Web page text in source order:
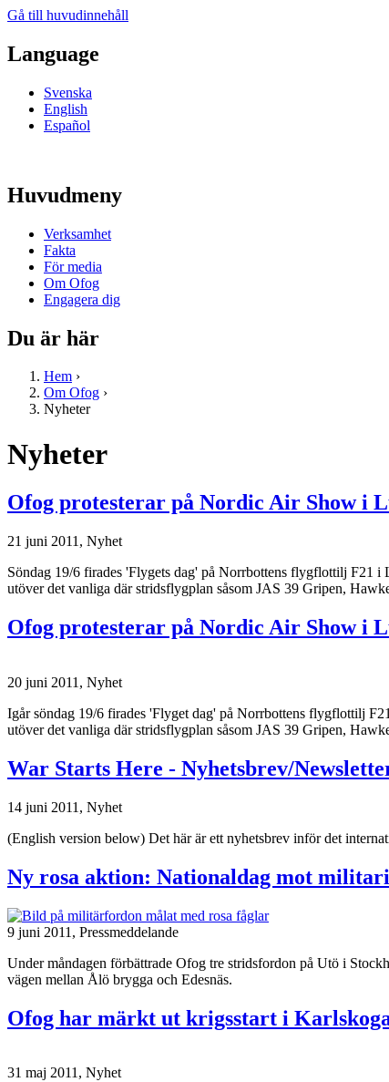
Gå till huvudinnehåll
Language
Svenska
English
Español
Huvudmeny
Verksamhet
Fakta
För media
Om Ofog
Engagera dig
Du är här
Hem ›
Om Ofog ›
Nyheter
Nyheter
Ofog protesterar på Nordic Air Show i
21 juni 2011, Nyhet
Söndag 19/6 firades 'Flygets dag' på Norrbottens flygflottilj F21 i
utöver det vanliga där stridsflygplan såsom JAS 39 Gripen,
Ofog protesterar på Nordic Air Show i
20 juni 2011, Nyhet
Igår söndag 19/6 firades 'Flyget dag' på Norrbottens flygflottilj
utöver det vanliga där stridsflygplan såsom JAS 39 Gripen,
War Starts Here - Nyhetsbrev/
14 juni 2011, Nyhet
(English version below) Det här är ett nyhetsbrev inför det
Ny rosa aktion: Nationaldag mot
9 juni 2011, Pressmeddelande
Under måndagen förbättrade Ofog tre stridsfordon på Utö i
vägen mellan Ålö brygga och Edesnäs.
Ofog har märkt ut krigsstart i
31 maj 2011, Nyhet